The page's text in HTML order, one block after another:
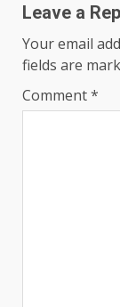
Leave a
Your email
fields are
Comment*